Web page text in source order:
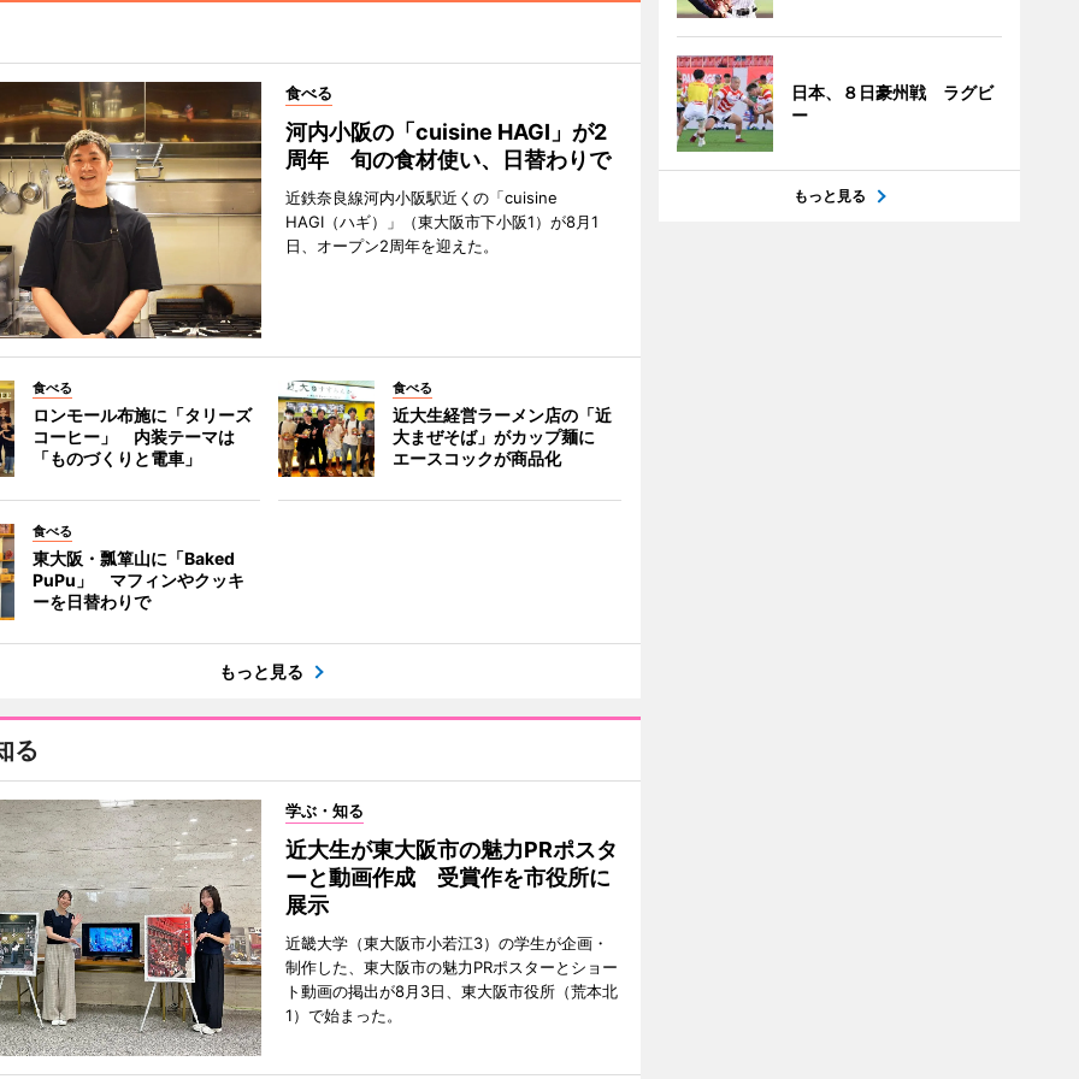
食べる
河内小阪の「cuisine HAGI」が2
周年 旬の食材使い、日替わりで
近鉄奈良線河内小阪駅近くの「cuisine
HAGI（ハギ）」（東大阪市下小阪1）が8月1
日、オープン2周年を迎えた。
食べる
ロンモール布施に「タリーズ
コーヒー」 内装テーマは
「ものづくりと電車」
食べる
近大生経営ラーメン店の「近
大まぜそば」がカップ麺に
エースコックが商品化
食べる
東大阪・瓢箪山に「Baked
PuPu」 マフィンやクッキ
ーを日替わりで
もっと見る
る
学ぶ・知る
近大生が東大阪市の魅力PRポスタ
ーと動画作成 受賞作を市役所に
展示
近畿大学（東大阪市小若江3）の学生が企画・
制作した、東大阪市の魅力PRポスターとショー
ト動画の掲出が8月3日、東大阪市役所（荒本北
1）で始まった。
日本、８日豪州戦 ラグビ
ー
もっと見る